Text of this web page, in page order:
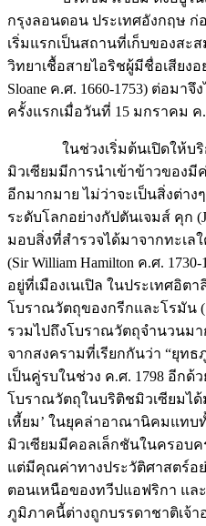
กรุงลอนดอน ประเทศอังกฤษ ก่
เริ่มแรกเป็นสถานที่เก็บของส
วิทยาเชื้อสายไอริชผู้มีชื่อเสียงอ
Sloane ค.ศ. 1660-1753) ต่อมา
ครั้งแรกเมื่อวันที่ 15 มกราคม ค.
ในช่วงเริ่มต้นเปิดให้บริก
มิวเซียมมีการนำเข้าข้าวของมี
อีกมากมาย ไม่ว่าจะเป็นสิ่งต่า
ระดับโลกอย่างกัปตันเจมส์ คุก
มอบสิ่งที่สำรวจได้มาจากทะเล
(Sir William Hamilton ค.ศ.
อยู่ที่เมืองเนเปิล ในประเทศอิต
โบราณวัตถุของกรีกและโรมัน
รวมไปถึงโบราณวัตถุจำนวนม
จากสงครามที่เรียกกันว่า “ยุท
เป็นคู่รบในช่วง ค.ศ. 1798 อีกด้
โบราณวัตถุในบริติชมิวเซียมได้
เหี้ยม’ ในยุคล่าอาณานิคมแทบ
มิวเซียมมีคอลเล็กชันในครอบ
แต่มีคุณค่าทางประวัติศาสตร์อ
ตอนเหนือของทวีปแอฟริกา แล
ภูมิภาคนี้ต่างถูกบรรดาชาติเจ้